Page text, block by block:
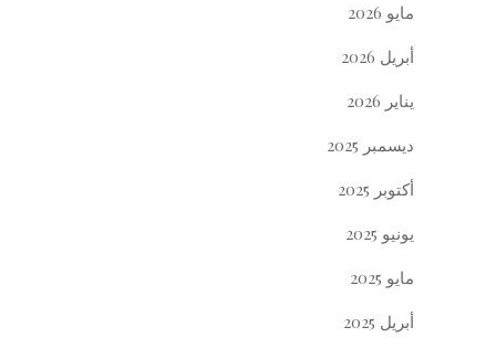
مايو 2026
أبريل 2026
يناير 2026
ديسمبر 2025
أكتوبر 2025
يونيو 2025
مايو 2025
أبريل 2025